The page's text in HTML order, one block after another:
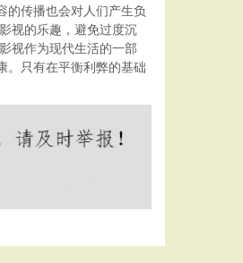
的传播也会对人们产生负
视的乐趣，避免过度沉
视作为现代生活的一部
。只有在平衡利弊的基础